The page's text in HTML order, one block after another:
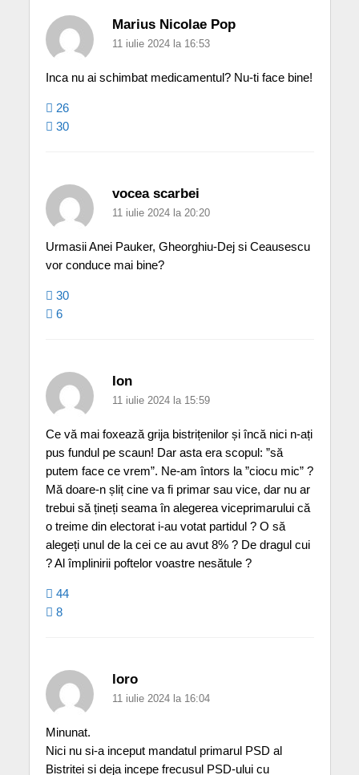
Marius Nicolae Pop
11 iulie 2024 la 16:53
Inca nu ai schimbat medicamentul? Nu-ti face bine!
26
30
vocea scarbei
11 iulie 2024 la 20:20
Urmasii Anei Pauker, Gheorghiu-Dej si Ceausescu
vor conduce mai bine?
30
6
Ion
11 iulie 2024 la 15:59
Ce vă mai foxează grija bistrițenilor și încă nici n-ați
pus fundul pe scaun! Dar asta era scopul: ”să
putem face ce vrem”. Ne-am întors la ”ciocu mic” ?
Mă doare-n șliț cine va fi primar sau vice, dar nu ar
trebui să țineți seama în alegerea viceprimarului că
o treime din electorat i-au votat partidul ? O să
alegeți unul de la cei ce au avut 8% ? De dragul cui
? Al împlinirii poftelor voastre nesătule ?
44
8
loro
11 iulie 2024 la 16:04
Minunat.
Nici nu si-a inceput mandatul primarul PSD al
Bistritei si deja incepe frecusul PSD-ului cu